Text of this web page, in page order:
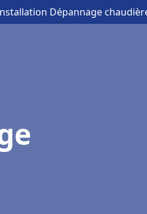
Dépannage